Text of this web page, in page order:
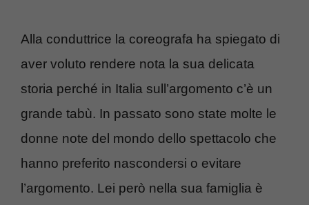
Alla conduttrice la coreografa ha spiegato di
aver voluto rendere nota la sua delicata
storia perché in Italia sull’argomento c’è un
grande tabù. In passato sono state molte le
donne note del mondo dello spettacolo che
hanno preferito nascondersi o evitare
l’argomento. Lei però nella sua famiglia è